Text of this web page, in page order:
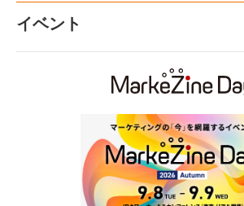
イベント